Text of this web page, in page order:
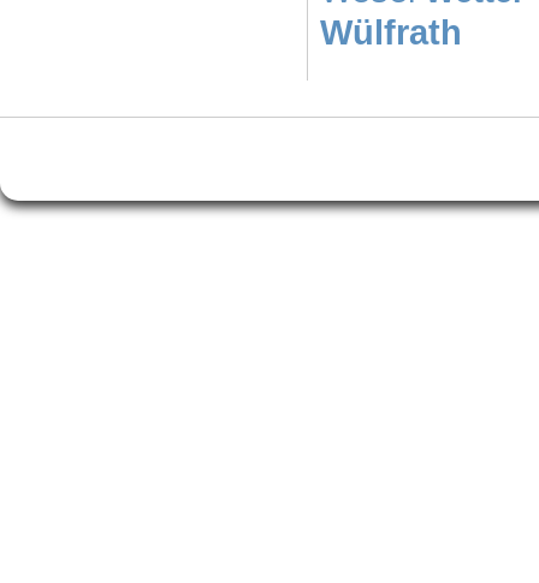
Wülfrath